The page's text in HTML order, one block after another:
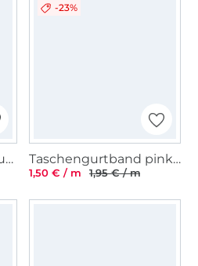
Baumwoll-Gurtband uni altpetrol 38 mm
-23%
Taschengurtband pink 25 mm
1,50 € / m 1,95 € / m